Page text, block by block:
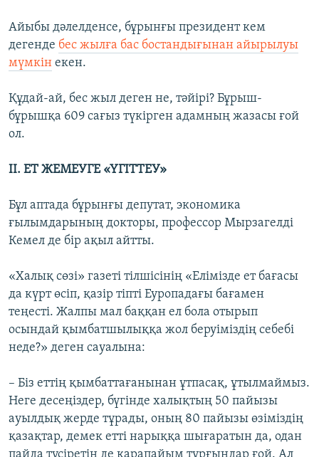
Айыбы дәлелденсе, бұрынғы президент кем
дегенде бес жылға бас бостандығынан айырылуы
мүмкін екен.
Құдай-ай, бес жыл деген не, тәйірі? Бұрыш-
бұрышқа 609 сағыз түкірген адамның жазасы ғой
ол.
ІІ. ЕТ ЖЕМЕУГЕ «ҮГІТТЕУ»
Бұл аптада бұрынғы депутат, экономика
ғылымдарының докторы, профессор Мырзагелді
Кемел де бір ақыл айтты.
«Халық сөзі» газеті тілшісінің «Елімізде ет бағасы
да күрт өсіп, қазір тіпті Еуропадағы бағамен
теңесті. Жалпы мал баққан ел бола отырып
осындай қымбатшылыққа жол беруіміздің себебі
неде?» деген сауалына:
– Біз еттің қымбаттағанынан ұтпасақ, ұтылмаймыз.
Неге десеңіздер, бүгінде халықтың 50 пайызы
ауылдық жерде тұрады, оның 80 пайызы өзіміздің
қазақтар, демек етті нарыққа шығаратын да, одан